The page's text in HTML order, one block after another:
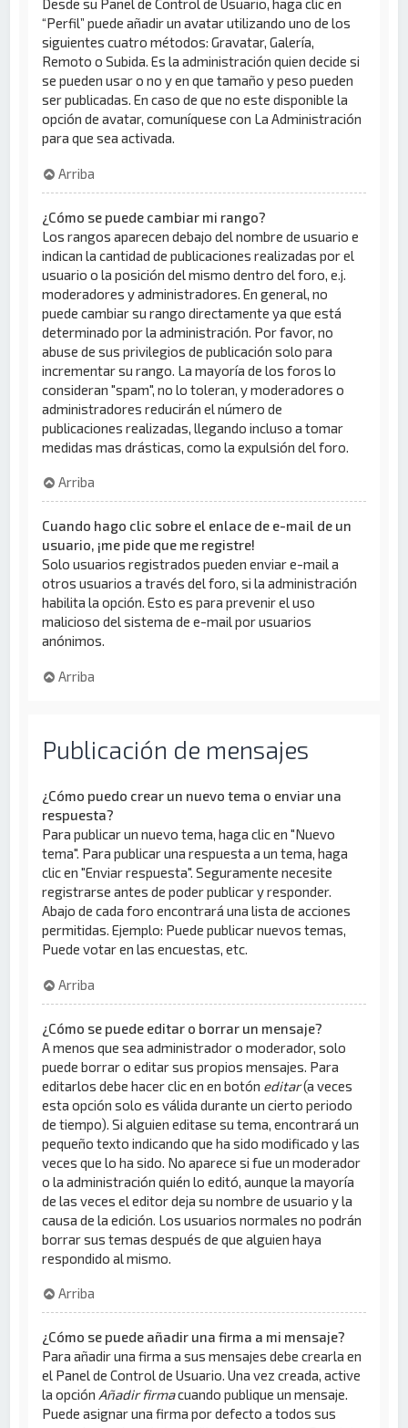
Desde su Panel de Control de Usuario, haga clic en
“Perfil” puede añadir un avatar utilizando uno de los
siguientes cuatro métodos: Gravatar, Galería,
Remoto o Subida. Es la administración quien decide si
se pueden usar o no y en que tamaño y peso pueden
ser publicadas. En caso de que no este disponible la
opción de avatar, comuníquese con La Administración
para que sea activada.
Arriba
¿Cómo se puede cambiar mi rango?
Los rangos aparecen debajo del nombre de usuario e
indican la cantidad de publicaciones realizadas por el
usuario o la posición del mismo dentro del foro, e.j.
moderadores y administradores. En general, no
puede cambiar su rango directamente ya que está
determinado por la administración. Por favor, no
abuse de sus privilegios de publicación solo para
incrementar su rango. La mayoría de los foros lo
consideran "spam", no lo toleran, y moderadores o
administradores reducirán el número de
publicaciones realizadas, llegando incluso a tomar
medidas mas drásticas, como la expulsión del foro.
Arriba
Cuando hago clic sobre el enlace de e-mail de un
usuario, ¡me pide que me registre!
Solo usuarios registrados pueden enviar e-mail a
otros usuarios a través del foro, si la administración
habilita la opción. Esto es para prevenir el uso
malicioso del sistema de e-mail por usuarios
anónimos.
Arriba
Publicación de mensajes
¿Cómo puedo crear un nuevo tema o enviar una
respuesta?
Para publicar un nuevo tema, haga clic en "Nuevo
tema". Para publicar una respuesta a un tema, haga
clic en "Enviar respuesta". Seguramente necesite
registrarse antes de poder publicar y responder.
Abajo de cada foro encontrará una lista de acciones
permitidas. Ejemplo: Puede publicar nuevos temas,
Puede votar en las encuestas, etc.
Arriba
¿Cómo se puede editar o borrar un mensaje?
A menos que sea administrador o moderador, solo
puede borrar o editar sus propios mensajes. Para
editarlos debe hacer clic en en botón editar(a veces
esta opción solo es válida durante un cierto periodo
de tiempo). Si alguien editase su tema, encontrará un
pequeño texto indicando que ha sido modificado y las
veces que lo ha sido. No aparece si fue un moderador
o la administración quién lo editó, aunque la mayoría
de las veces el editor deja su nombre de usuario y la
causa de la edición. Los usuarios normales no podrán
borrar sus temas después de que alguien haya
respondido al mismo.
Arriba
¿Cómo se puede añadir una firma a mi mensaje?
Para añadir una firma a sus mensajes debe crearla en
el Panel de Control de Usuario. Una vez creada, active
la opción Añadir firmacuando publique un mensaje.
Puede asignar una firma por defecto a todos sus